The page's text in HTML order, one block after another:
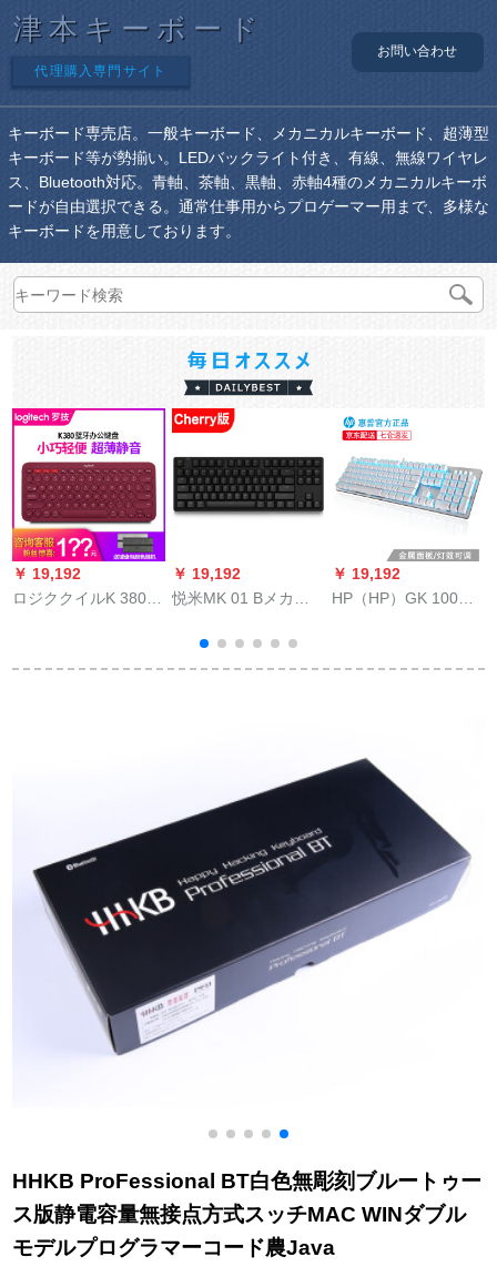
津本キーボード
代理購入専門サイト
お問い合わせ
キーボード専売店。一般キーボード、メカニカルキーボード、超薄型
キーボード等が勢揃い。LEDバックライト付き、有線、無線ワイヤレ
ス、Bluetooth対応。青軸、茶軸、黒軸、赤軸4種のメカニカルキーボ
ードが自由選択できる。通常仕事用からプロゲーマー用まで、多様な
キーボードを用意しております。
￥ 19,192
ロジククイルK 380ワ
ンボンドiPad Mac
￥ 19,192
悦米MK 01 Bメカル
チェイセンCHERRY
軸Cherry青軸ゲム青
ンド87キラー黒
￥ 19,192
HP（HP）GK 100
ル）青軸
HHKB ProFessional BT白色無彫刻ブルートゥー
ス版静電容量無接点方式スッチMAC WINダブル
モデルプログラマーコード農Java